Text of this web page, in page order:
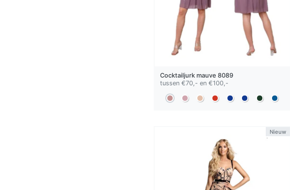
Cocktailjurk mauve 8089
tussen €70,- en €100,-
Nieuw